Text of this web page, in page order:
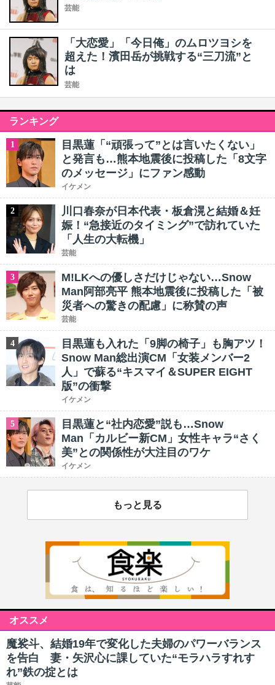
芸能
「大恋愛」「今日俺」のムロツヨシを
超えた！濱田岳が挑戦する“三刀流”と
は
芸能
ランキング
1
目黒蓮「“頑張って”とは言いたくない」
と発言も…熊本地震後に投稿した「8文字
のメッセージ」にファン感動
イケメン
2
川口春奈が日本代表・板倉滉と結婚＆妊
娠！“急接近のタイミング”で訪れていた
「人生の大転機」
芸能
3
M!LKへの優しさだけじゃない…Snow
Man阿部亮平 熊本地震後に投稿した「被
災者への驚きの配慮」に称賛の声
芸能
4
目黒蓮も入れた「9脚の椅子」も胸アツ！
Snow Man総出演CM「女装メンバー2
人」で蘇る“キスマイ＆SUPER EIGHT
版”の衝撃
イケメン
5
目黒蓮と“社内恋愛”説も…Snow
Man「カルビー新CM」女性キャラ“さく
美”との関係性が大注目のワケ
イケメン
もっと見る
オススメ
魔裟斗、結婚19年で変化した夫婦のパワーバランス
を告白 妻・矢沢心に課していた“モラハラすれす
れ”鉄の掟とは